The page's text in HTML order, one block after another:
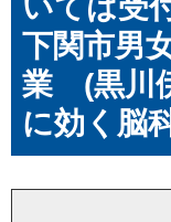
いては受
下関市男
業 (黒川
に効く脳